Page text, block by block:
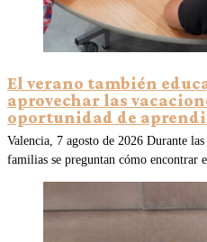
El verano también
aprovechar las
oportunidad de
Valencia, 7 agosto de 2026 Durante
familias se preguntan cómo encontrar